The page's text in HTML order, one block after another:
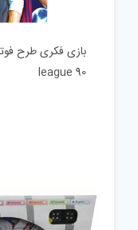
league 90